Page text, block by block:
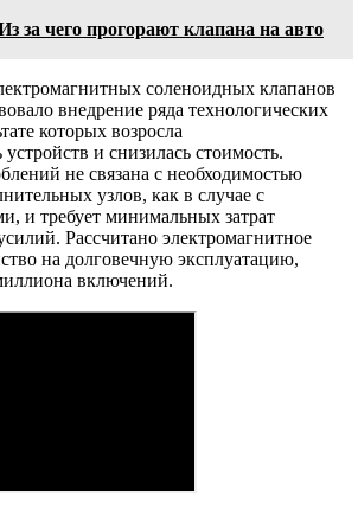
за чего прогорают клапана на авто
соленоидных клапанов
внедрение ряда технологических
которых возросла
и снизилась стоимость.
не связана с необходимостью
узлов, как в случае с
и требует минимальных затрат
Рассчитано электромагнитное
на долговечную эксплуатацию,
включений.